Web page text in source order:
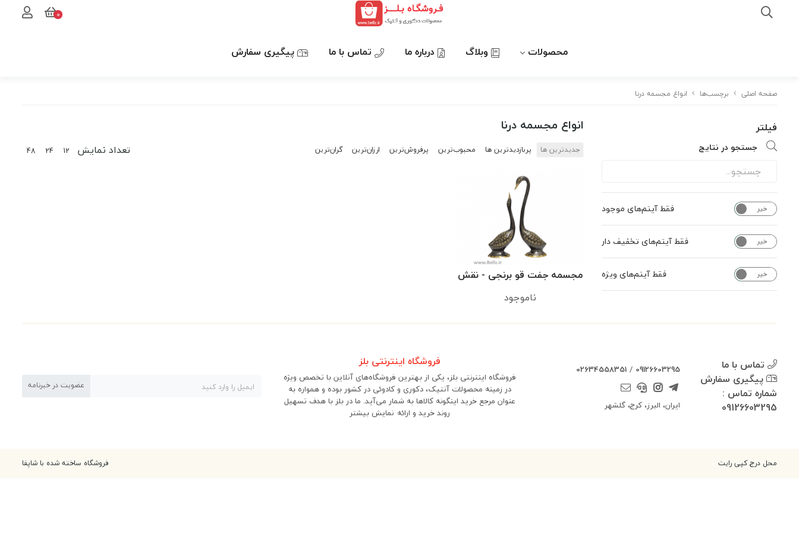
0
محصولات وبلاگ درباره ما تماس با ما پیگیری سفارش
صفحه اصلی برچسب‌ها انواع مجسمه درنا
فیلتر
جستجو در نتایج
خیر فقط آیتم‌های موجود
خیر فقط آیتم‌های تخفیف دار
خیر فقط آیتم‌های ویژه
انواع مجسمه درنا
جدیدترین ها پربازدیدترین ها محبوب‌‌ترین پرفروش‌ترین ارزان‌ترین گران‌ترین تعداد نمایش 12
24
48
مجسمه جفت قو برنجی - نقش
دار
ناموجود
تماس با ما
پیگیری سفارش
شماره تماس :
09126603295
09126603295
/
02634558351
ایران، البرز، کرج، گلشهر
فروشگاه اینترنتی بلز
فروشگاه اینترنتی بلز، یکی از بهترین فروشگاه‌های آنلاین با تخصص ویژه
در زمینه محصولات آنتیک، دکوری و کادوئی در کشور بوده و همواره به
عنوان مرجع خرید اینگونه کالاها به شمار می‌آید. ما در بلز با هدف تسهیل
روند خرید و ارائه نمایش بیشتر
عضویت در خبرنامه
فروشگاه ساخته شده با شاپفا محل درج کپی رایت